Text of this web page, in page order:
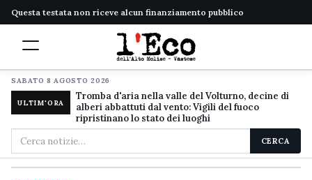
Questa testata non riceve alcun finanziamento pubblico
SABATO 8 AGOSTO 2026
ULTIM'ORA
Tromba d'aria nella valle del Volturno, decine di
alberi abbattuti dal vento: Vigili del fuoco
ripristinano lo stato dei luoghi
Cerca
nel
sito
CERCA